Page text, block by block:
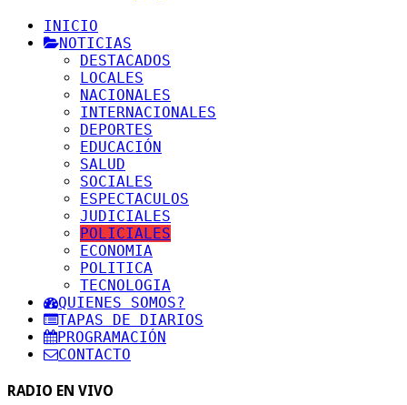
INICIO
NOTICIAS
DESTACADOS
LOCALES
NACIONALES
INTERNACIONALES
DEPORTES
EDUCACIÓN
SALUD
SOCIALES
ESPECTACULOS
JUDICIALES
POLICIALES
ECONOMIA
POLITICA
TECNOLOGIA
QUIENES SOMOS?
TAPAS DE DIARIOS
PROGRAMACIÓN
CONTACTO
RADIO EN VIVO